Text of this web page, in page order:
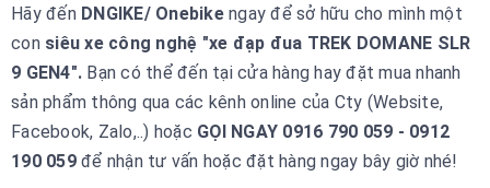
Hãy đến DNGIKE/ Onebikengay để sở hữu cho mình một
con siêu xe công nghệ "xe đạp đua TREK DOMANE SLR
9 GEN4". Bạn có thể đến tại cửa hàng hay đặt mua nhanh
sản phẩm thông qua các kênh online của Cty (Website,
Facebook, Zalo,..) hoặc GỌI NGAY 0916 790 059 - 0912
190 059để nhận tư vấn hoặc đặt hàng ngay bây giờ nhé!